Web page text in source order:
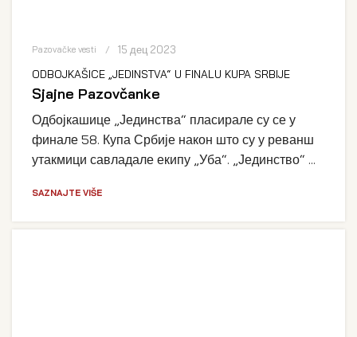
Pazovačke vesti 15 дец 2023
ODBOJKAŠICE „JEDINSTVA“ U FINALU KUPA SRBIJE
Sjajne Pazovčanke
Одбојкашице „Јединства“ пласирале су се у
финале 58. Купа Србије након што су у реванш
утакмици савладале екипу „Уба“. „Јединство“ ...
SAZNAJTE VIŠE